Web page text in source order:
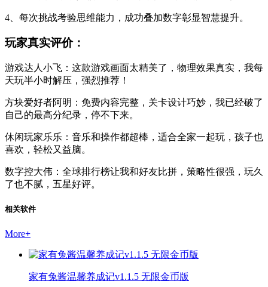
4、每次挑战考验思维能力，成功叠加数字彰显智慧提升。
玩家真实评价：
游戏达人小飞：这款游戏画面太精美了，物理效果真实，我每
天玩半小时解压，强烈推荐！
方块爱好者阿明：免费内容完整，关卡设计巧妙，我已经破了
自己的最高分纪录，停不下来。
休闲玩家乐乐：音乐和操作都超棒，适合全家一起玩，孩子也
喜欢，轻松又益脑。
数字控大伟：全球排行榜让我和好友比拼，策略性很强，玩久
了也不腻，五星好评。
相关软件
More+
家有兔酱温馨养成记v1.1.5 无限金币版